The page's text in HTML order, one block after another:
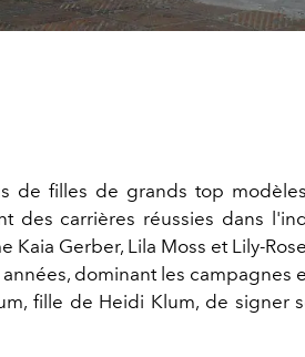
de filles de grands top
des carrières réussies dans
Kaia Gerber, Lila Moss et Lily-
dominant les campagnes
fille de Heidi Klum, de signer